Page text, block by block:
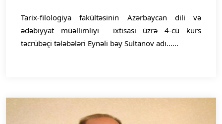
Tarix-filologiya fakültəsinin Azərbaycan dili və
ədəbiyyat müəllimliyi ixtisası üzrə 4-cü kurs
təcrübəçi tələbələri Eynəli bəy Sultanov adı......